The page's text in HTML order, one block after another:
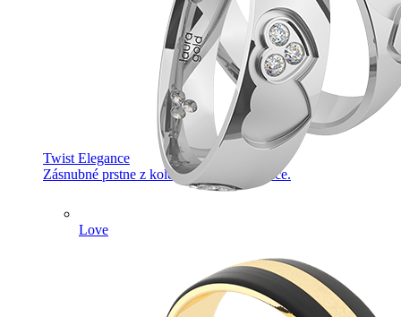
Twist Elegance
Zásnubné prstne z kolekcie Twist Elegance.
Love